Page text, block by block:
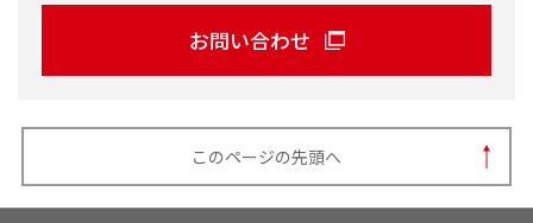
お問い合わせ
このページの先頭へ